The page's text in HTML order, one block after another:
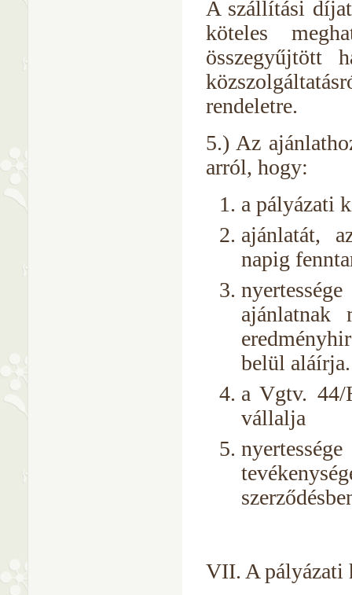
A szállítási
köteles
összegyűjtött
rendeletre.
5.) Az
arról, hogy:
a pályázati
ajánlatát,
napig
ajánlatnak
belül aláírja.
a Vgtv. 44/
vállalja
VII. A pályázati